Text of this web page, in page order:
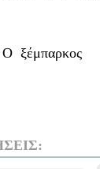
Ο ξέμπαρκος